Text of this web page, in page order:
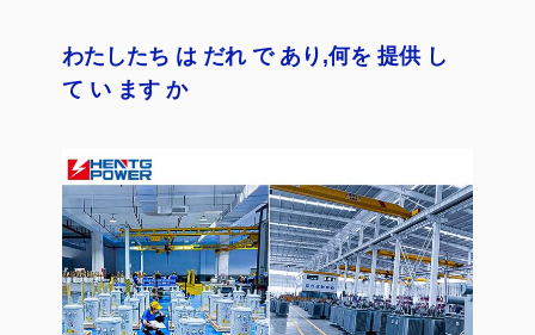
わたしたち は だれ で あり,何を 提供 し
て い ます か